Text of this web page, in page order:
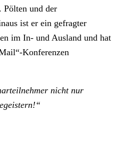
Pölten und der
ist er ein gefragter
im In- und Ausland und hat
Konferenzen
nicht nur